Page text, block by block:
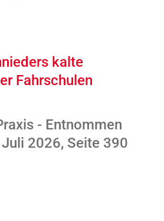
kalte
Fahrschulen
- Entnommen
2026, Seite 390